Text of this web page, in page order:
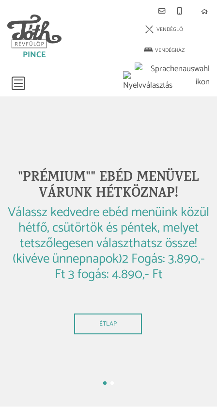
PINCE
VENDÉGLŐ
VENDÉGHÁZ
"PRÉMIUM"" EBÉD MENÜVEL
VÁRUNK HÉTKÖZNAP!
Válassz kedvedre ebéd menüink közül
hétfő, csütörtök és péntek, melyet
tetszőlegesen választhatsz össze!
(kivéve ünnepnapok)2 Fogás: 3.890,-
Ft 3 fogás: 4.890,- Ft
ÉTLAP